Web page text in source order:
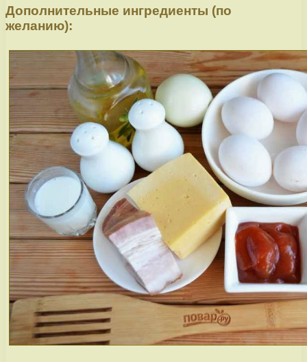
Дополнительные ингредиенты (по
желанию):